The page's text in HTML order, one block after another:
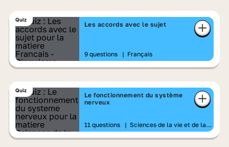
Quiz
Les accords avec le sujet
9 questions | Français
Quiz
Le fonctionnement du système
nerveux
11 questions | Sciences de la vie et de la
Terre